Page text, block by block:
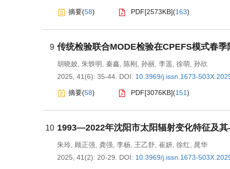
摘要(58) PDF[2573KB](163)
9 传统检验联合MODE检验在CPEFS模式春季
胡晓姣 朱轶明 秦鑫 陈刚 孙丽 李遥 徐萌 孙欣
2025, 41(6): 35-44. DOI: 10.3969/j.issn.1673-
摘要(58) PDF[3076KB](151)
10 1993—2022年沈阳市太阳辐射变化特征及
朱玲 顾正强 龚强 李杨 王乙舒 崔妍 徐红 晁华
2025, 41(2): 20-29.
DOI: 10.3969/j.issn.1673-